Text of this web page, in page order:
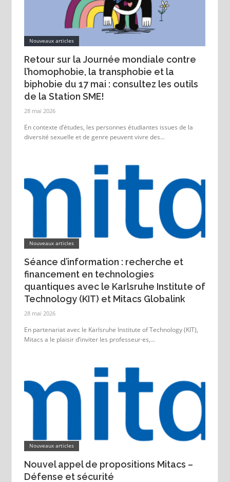
Nouveaux articles
Retour sur la Journée mondiale contre
l’homophobie, la transphobie et la
biphobie du 17 mai : consultez les outils
de la Station SME!
28 mai 2026
En contexte d’études, les personnes étudiantes issues de la
diversité sexuelle et de genre peuvent vivre des...
Nouveaux articles
Séance d’information : recherche et
financement en technologies
quantiques avec le Karlsruhe Institute of
Technology (KIT) et Mitacs Globalink
28 mai 2026
En partenariat avec le Karlsruhe Institute of Technology (KIT),
Mitacs a le plaisir d’inviter les professeur·es,...
Nouveaux articles
Nouvel appel de propositions Mitacs –
Défense et sécurité